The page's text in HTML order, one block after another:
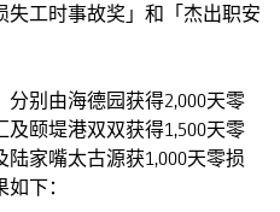
工时事故奖」和「杰出职安
别由海德园获得2,000天零
颐堤港双双获得1,500天零
家嘴太古源获1,000天零损
下：